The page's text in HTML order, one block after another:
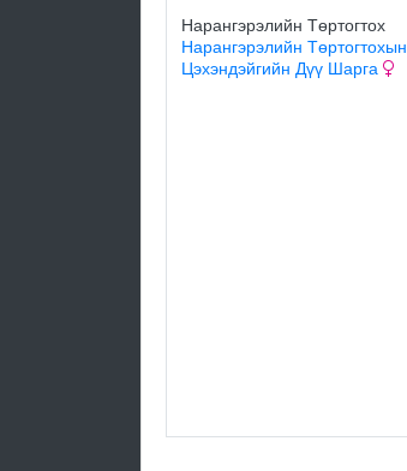
Нарангэрэлийн Төртогтох
Нарангэрэлийн Төртогтохын
Цэхэндэйгийн Дүү Шарга